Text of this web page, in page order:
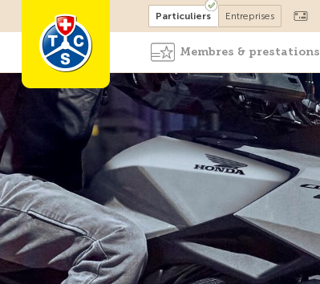
Devenir membre
Particuliers Entreprises
Membres & prestations